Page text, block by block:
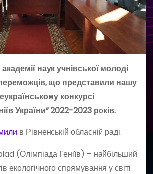
наук учнівської молоді
що представили нашу
конкурсі
України” 2022-2023 років.
в Рівненській обласній раді.
(Олімпіада Геніїв) – найбільший
екологічного спрямування у світі